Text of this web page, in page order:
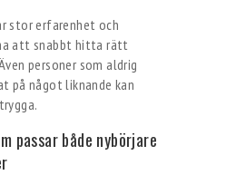
stor erfarenhet och
att snabbt hitta rätt
personer som aldrig
på något liknande kan
passar både nybörjare